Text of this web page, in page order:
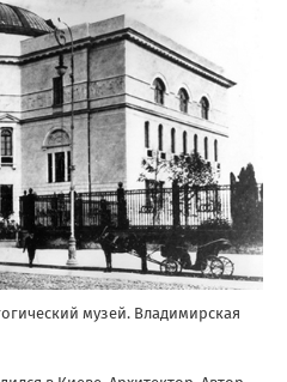
музей. Владимирская